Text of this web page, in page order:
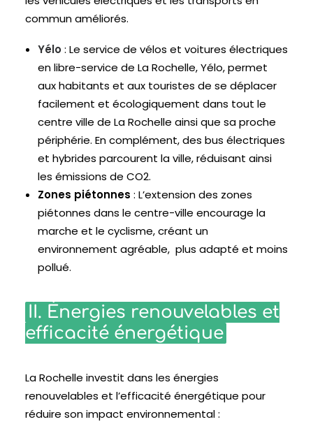
commun améliorés.
Yélo: Le service de vélos et voitures électriques
en libre-service de La Rochelle, Yélo, permet
aux habitants et aux touristes de se déplacer
facilement et écologiquement dans tout le
centre ville de La Rochelle ainsi que sa proche
périphérie. En complément, des bus électriques
et hybrides parcourent la ville, réduisant ainsi
les émissions de CO2.
Zones piétonnes : L’extension des zones
piétonnes dans le centre-ville encourage la
marche et le cyclisme, créant un
environnement agréable, plus adapté et moins
pollué.
II. Énergies renouvelables et
efficacité énergétique
La Rochelle investit dans les énergies
renouvelables et l’efficacité énergétique pour
réduire son impact environnemental :